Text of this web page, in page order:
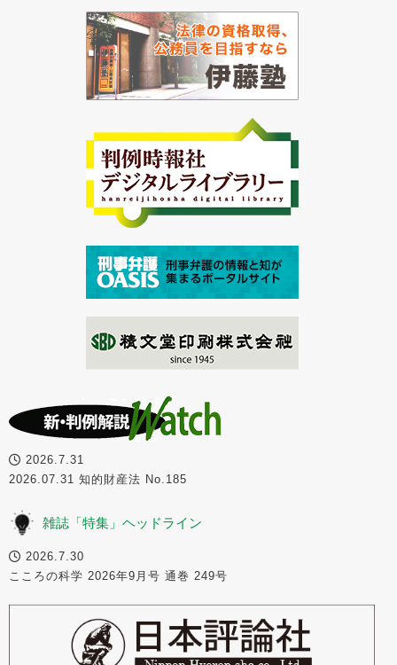
2026.7.31
2026.07.31 知的財産法 No.185
雑誌「特集」ヘッドライン
2026.7.30
こころの科学 2026年9月号 通巻 249号